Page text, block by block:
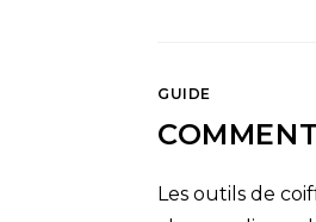
GUIDE
Les outils de